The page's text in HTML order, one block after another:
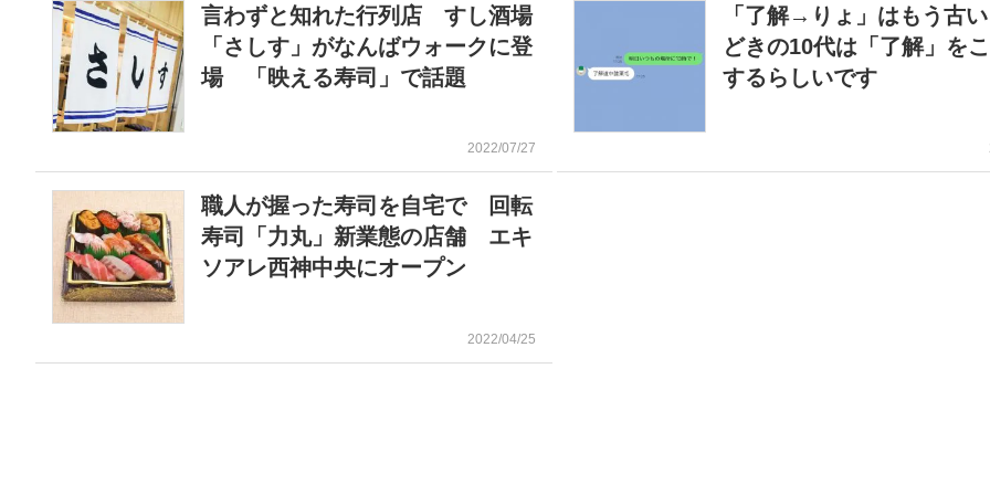
言わずと知れた行列店 すし酒場
「さしす」がなんばウォークに登
場 「映える寿司」で話題
2022/07/27
「了解→りょ」はもう古
どきの10代は「了解」を
するらしいです
職人が握った寿司を自宅で 回転
寿司「力丸」新業態の店舗 エキ
ソアレ西神中央にオープン
2022/04/25